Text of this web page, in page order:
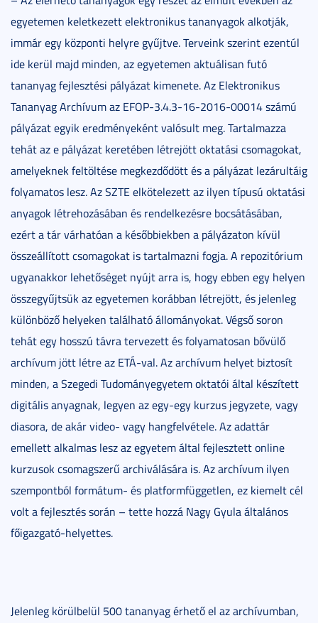
egyetemen keletkezett elektronikus tananyagok alkotják,
immár egy központi helyre gyűjtve. Terveink szerint ezentúl
ide kerül majd minden, az egyetemen aktuálisan futó
tananyag fejlesztési pályázat kimenete. Az Elektronikus
Tananyag Archívum az EFOP-3.4.3-16-2016-00014 számú
pályázat egyik eredményeként valósult meg. Tartalmazza
tehát az e pályázat keretében létrejött oktatási csomagokat,
amelyeknek feltöltése megkezdődött és a pályázat lezárultáig
folyamatos lesz. Az SZTE elkötelezett az ilyen típusú oktatási
anyagok létrehozásában és rendelkezésre bocsátásában,
ezért a tár várhatóan a későbbiekben a pályázaton kívül
összeállított csomagokat is tartalmazni fogja. A repozitórium
ugyanakkor lehetőséget nyújt arra is, hogy ebben egy helyen
összegyűjtsük az egyetemen korábban létrejött, és jelenleg
különböző helyeken található állományokat. Végső soron
tehát egy hosszú távra tervezett és folyamatosan bővülő
archívum jött létre az ETÁ-val. Az archívum helyet biztosít
minden, a Szegedi Tudományegyetem oktatói által készített
digitális anyagnak, legyen az egy-egy kurzus jegyzete, vagy
diasora, de akár video- vagy hangfelvétele. Az adattár
emellett alkalmas lesz az egyetem által fejlesztett online
kurzusok csomagszerű archiválására is. Az archívum ilyen
szempontból formátum- és platformfüggetlen, ez kiemelt cél
volt a fejlesztés során – tette hozzá Nagy Gyula általános
főigazgató-helyettes.
Jelenleg körülbelül 500 tananyag érhető el az archívumban,